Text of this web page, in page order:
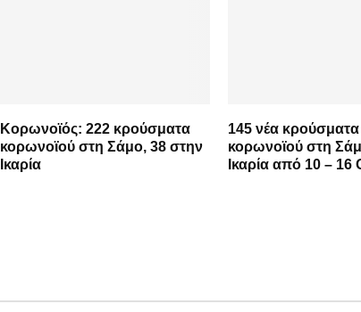
Κορωνοϊός: 222 κρούσματα
κορωνοϊού στη Σάμο, 38 στην
Ικαρία
145 νέα κρούσματα
κορωνοϊού στη
Ικαρία από 10 –